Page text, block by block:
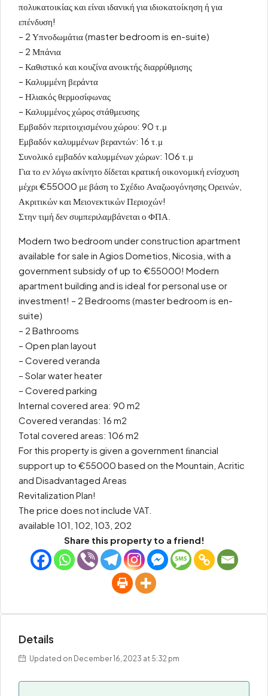
πολυκατοικίας και είναι ιδανική για ιδιοκατοίκηση ή για
επένδυση!
– 2 Υπνοδωμάτια (master bedroom is en-suite)
– 2 Μπάνια
– Καθιστικό και κουζίνα ανοικτής διαρρύθμισης
– Καλυμμένη βεράντα
– Ηλιακός θερμοσίφωνας
– Καλυμμένος χώρος στάθμευσης
Εμβαδόν περιτοιχισμένου χώρου: 90 τ.μ
Εμβαδόν καλυμμένων βεραντών: 16 τ.μ
Συνολικό εμβαδόν καλυμμένων χώρων: 106 τ.μ
Για το εν λόγω ακίνητο δίδεται κρατική οικονομική ενίσχυση
μέχρι €55000 με βάση το Σχέδιο Αναζωογόνησης Ορεινών,
Ακριτικών και Μειονεκτικών Περιοχών!
Στην τιμή δεν συμπεριλαμβάνεται ο ΦΠΑ.
Modern two bedroom under construction apartment
available for sale in Agios Dometios, Nicosia, with a
government subsidy of up to €55000! Modern
apartment building and is ideal for personal use or
investment! – 2 Bedrooms (master bedroom is en-
suite)
– 2 Bathrooms
– Open plan layout
– Covered veranda
– Solar water heater
– Covered parking
Internal covered area: 90 m2
Covered verandas: 16 m2
Total covered areas: 106 m2
For this property is given a government ﬁnancial
support up to €55000 based on the Mountain, Acritic
and Disadvantaged Areas
Revitalization Plan!
The price does not include VAT.
available 101, 102, 103, 202
Share this property to a friend!
Details
Updated on December 16, 2023 at 5:32 pm